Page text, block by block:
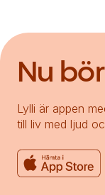
Nu
Lylli är appen
till liv med ljud